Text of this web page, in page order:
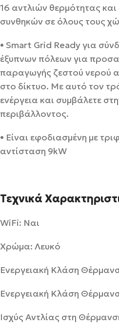
16 αντλιών θερμότητας
συνθηκών σε όλους τους
• Smart Grid Ready για
έξυπνων πόλεων για
παραγωγής ζεστού νερού
στο δίκτυο. Με αυτό τον
ενέργεια και συμβάλετε
περιβάλλοντος.
• Είναι εφοδιασμένη με
αντίσταση 9kW
Τεχνικά
WiFi: Ναι
Χρώμα: Λευκό
Ενεργειακή Κλάση
Ενεργειακή Κλάση
Ισχύς Αντλίας στη